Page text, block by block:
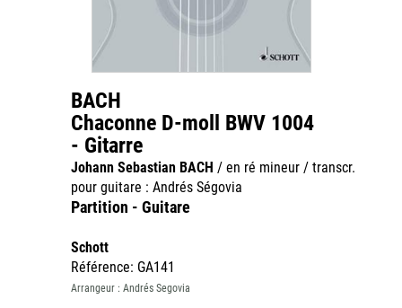
BACH
Chaconne D-moll BWV 1004
- Gitarre
Johann Sebastian BACH / en ré mineur / transcr.
pour guitare : Andrés Ségovia
Partition - Guitare
Schott
Référence: GA141
Arrangeur : Andrés Segovia